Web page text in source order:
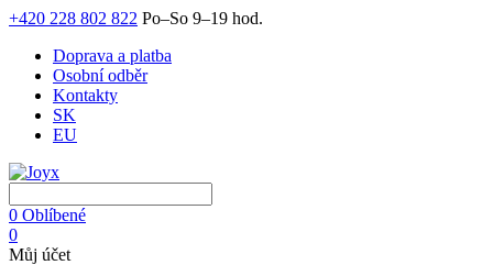
+420 228 802 822 Po–So 9–19 hod.
Doprava a platba
Osobní odběr
Kontakty
SK
EU
0 Oblíbené
0
Můj účet